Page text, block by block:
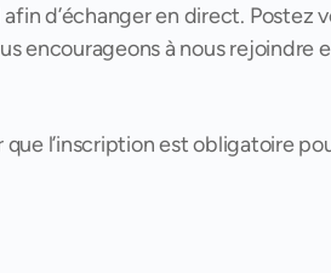
d’échanger en direct. Postez
encourageons à nous
l’inscription est obligatoire